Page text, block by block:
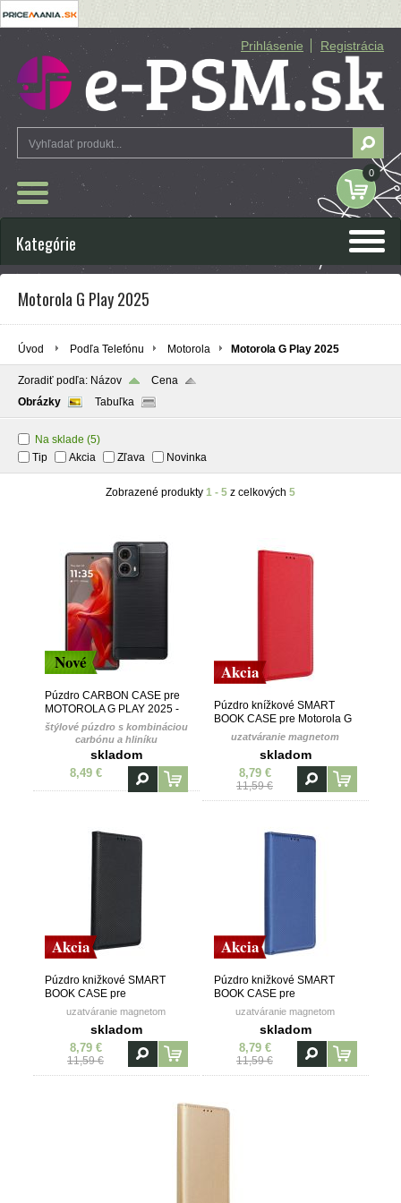
Prihlásenie Registrácia
0
Kategórie
Motorola G Play 2025
Úvod Podľa Telefónu Motorola Motorola G Play 2025
Zoradiť podľa: Názov
Cena
Obrázky
Tabuľka
Na sklade (5)
Tip
Akcia Zľava Novinka
Zobrazené produkty 1 - 5 z celkových 5
Nové
Púzdro CARBON CASE pre
MOTOROLA G PLAY 2025 -
čierne
štýlové púzdro s kombináciou
carbónu a hliníku
skladom
8,49 €
Akcia
Púzdro knížkové SMART
BOOK CASE pre Motorola G
Play 2025 - červená
uzatváranie magnetom
skladom
8,79 €
11,59 €
Akcia
Púzdro knižkové SMART
BOOK CASE pre
MOTOROLA G PLAY 2025 -
uzatváranie magnetom
skladom
8,79 €
11,59 €
Akcia
Púzdro knižkové SMART
BOOK CASE pre
MOTOROLA G PLAY 2025 -
uzatváranie magnetom
skladom
8,79 €
11,59 €